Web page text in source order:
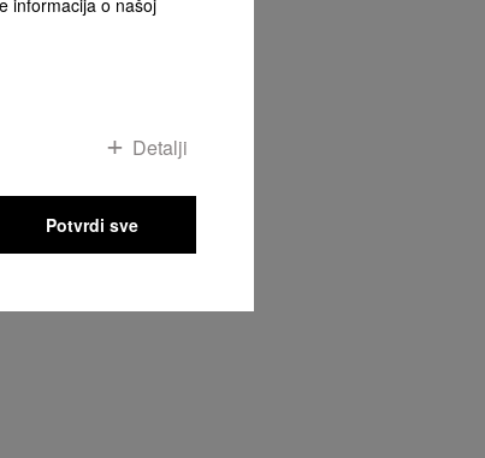
informacija o našoj
Detalji
Potvrdi sve